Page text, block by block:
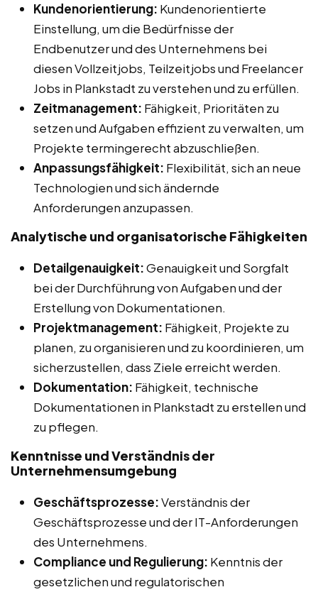
Kundenorientierung: Kundenorientierte
Einstellung, um die Bedürfnisse der
Endbenutzer und des Unternehmens bei
diesen Vollzeitjobs, Teilzeitjobs und Freelancer
Jobs in Plankstadt zu verstehen und zu erfüllen.
Zeitmanagement: Fähigkeit, Prioritäten zu
setzen und Aufgaben effizient zu verwalten, um
Projekte termingerecht abzuschließen.
Anpassungsfähigkeit: Flexibilität, sich an neue
Technologien und sich ändernde
Anforderungen anzupassen.
Analytische und organisatorische Fähigkeiten
Detailgenauigkeit:Genauigkeit und Sorgfalt
bei der Durchführung von Aufgaben und der
Erstellung von Dokumentationen.
Projektmanagement: Fähigkeit, Projekte zu
planen, zu organisieren und zu koordinieren, um
sicherzustellen, dass Ziele erreicht werden.
Dokumentation: Fähigkeit, technische
Dokumentationen in Plankstadt zu erstellen und
zu pflegen.
Kenntnisse und Verständnis der
Unternehmensumgebung
Geschäftsprozesse:Verständnis der
Geschäftsprozesse und der IT-Anforderungen
des Unternehmens.
Compliance und Regulierung: Kenntnis der
gesetzlichen und regulatorischen